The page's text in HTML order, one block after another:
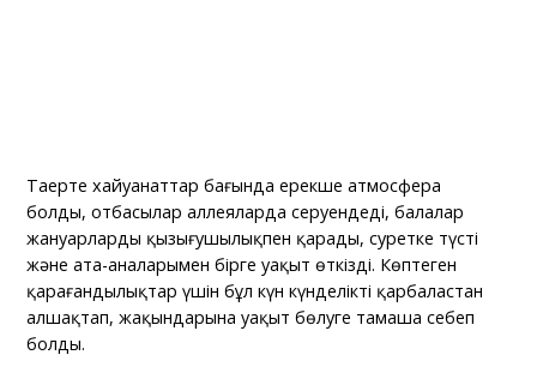
Таңертең хайуанаттар бағында ерекше атмосфера
болды, отбасылар аллеяларда серуендеді, балалар
жануарларды қызығушылықпен қарады, суретке түсті
және ата-аналарымен бірге уақыт өткізді. Көптеген
қарағандылықтар үшін бұл күн күнделікті қарбаластан
алшақтап, жақындарына уақыт бөлуге тамаша себеп
болды.